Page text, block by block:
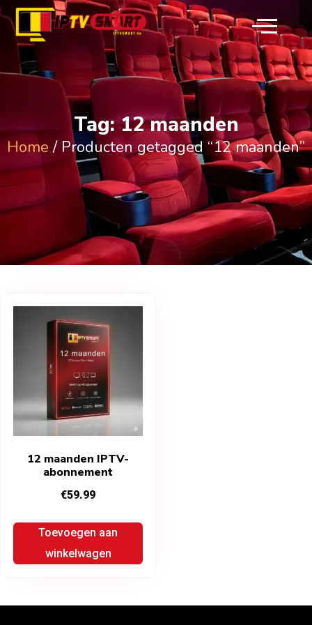
Tag: 12 maanden
Home / Producten getagged “12 maanden”
12 maanden IPTV-
abonnement
€59.99
Toevoegen aan
winkelwagen